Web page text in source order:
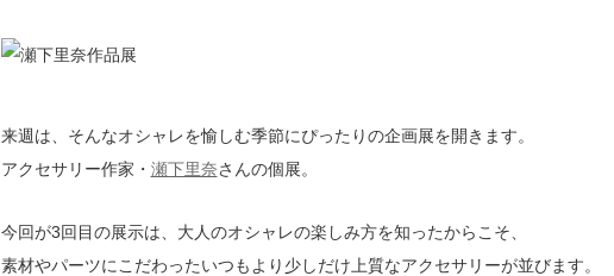
来週は、そんなオシャレを愉しむ季節にぴったりの企画展を開きます。
アクセサリー作家・ 瀬下里奈さんの個展。
今回が3回目の展示は、大人のオシャレの楽しみ方を知ったからこそ、
素材やパーツにこだわったいつもより少しだけ上質なアクセサリーが並びます。